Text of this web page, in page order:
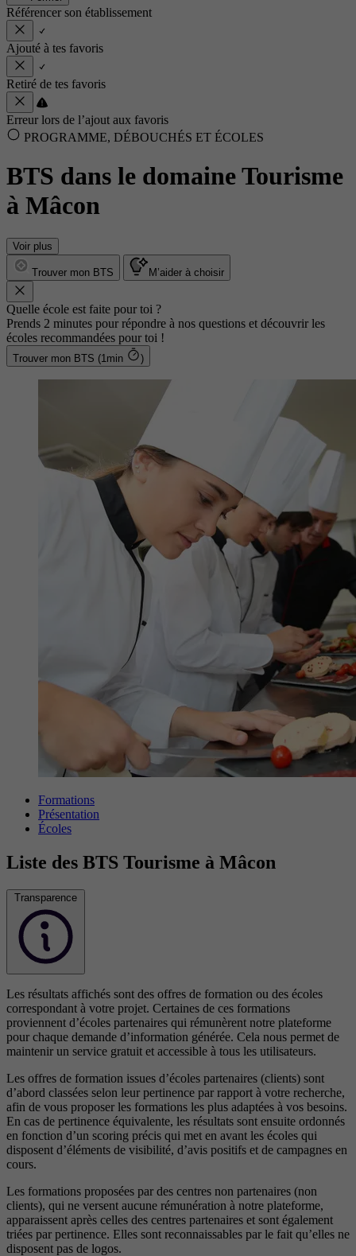
Référencer son établissement
Ajouté à tes favoris
Retiré de tes favoris
Erreur lors de l’ajout aux favoris
PROGRAMME, DÉBOUCHÉS ET ÉCOLES
BTS dans le domaine Tourisme
à Mâcon
Voir plus
Trouver mon BTS M’aider à choisir
Quelle école est faite pour toi ?
Prends 2 minutes pour répondre à nos questions et découvrir les
écoles recommandées pour toi !
Trouver mon BTS (1min )
Formations
Présentation
Écoles
Liste des BTS Tourisme à Mâcon
Transparence
Les résultats affichés sont des offres de formation ou des écoles
correspondant à votre projet. Certaines de ces formations
proviennent d’écoles partenaires qui rémunèrent notre plateforme
pour chaque demande d’information générée. Cela nous permet de
maintenir un service gratuit et accessible à tous les utilisateurs.
Les offres de formation issues d’écoles partenaires (clients) sont
d’abord classées selon leur pertinence par rapport à votre recherche,
afin de vous proposer les formations les plus adaptées à vos besoins.
En cas de pertinence équivalente, les résultats sont ensuite ordonnés
en fonction d’un scoring précis qui met en avant les écoles qui
disposent d’éléments de visibilité, d’avis positifs et de campagnes en
cours.
Les formations proposées par des centres non partenaires (non
clients), qui ne versent aucune rémunération à notre plateforme,
apparaissent après celles des centres partenaires et sont également
triées par pertinence. Elles sont reconnaissables par le fait qu’elles ne
disposent pas de logos.